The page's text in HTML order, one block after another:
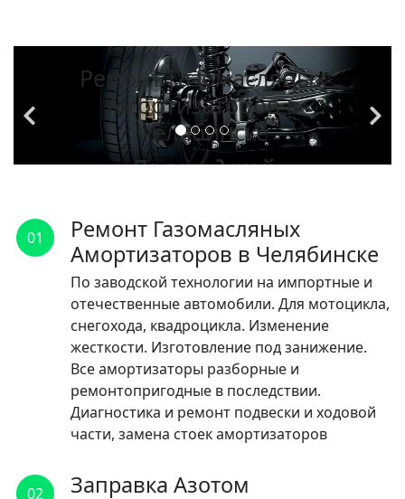
Ремонт Газомасляных
Амортизаторов в
Челябинске
По заводской
импортные и
отечественные
автомобили.
ЧИТАТЬ
01
Ремонт Газомасляных
Амортизаторов в Челябинске
По заводской технологии на импортные и
отечественные автомобили. Для мотоцикла,
снегохода, квадроцикла. Изменение
жесткости. Изготовление под занижение.
Все амортизаторы разборные и
ремонтопригодные в последствии.
Диагностика и ремонт подвески и ходовой
части, замена стоек амортизаторов
02
Заправка Азотом